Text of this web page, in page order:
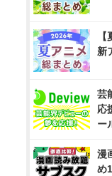
新
芸
応
ー
漫
め